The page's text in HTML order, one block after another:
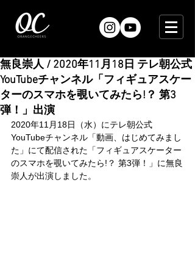
無良崇人 / 2020年11月18日 テレ朝公式
YouTubeチャンネル「フィギュアスケー
ターのスマホを覗いてみたら!？ 第3
弾！」出演
2020年11月18日（水）にテレ朝公式
YouTubeチャンネル「動画、はじめてみまし
た」にて配信された「フィギュアスケーター
のスマホを覗いてみたら!？ 第3弾！」に無良
崇人が出演しました。